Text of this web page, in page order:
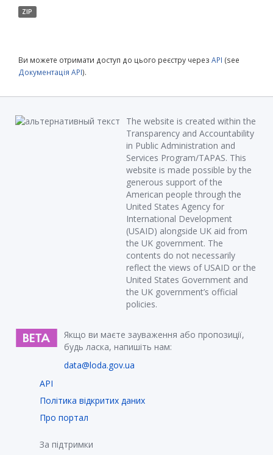
ZIP
Ви можете отримати доступ до цього реєстру через API (see
Документація API).
The website is created within the
Transparency and Accountability
in Public Administration and
Services Program/TAPAS. This
website is made possible by the
generous support of the
American people through the
United States Agency for
International Development
(USAID) alongside UK aid from
the UK government. The
contents do not necessarily
reflect the views of USAID or the
United States Government and
the UK government’s official
policies.
Якщо ви маєте зауваження або пропозиції,
будь ласка, напишіть нам:
data@loda.gov.ua
API
Політика відкритих даних
Про портал
За підтримки